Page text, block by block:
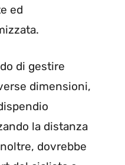
ed
di gestire
dimensioni,
la distanza
dovrebbe